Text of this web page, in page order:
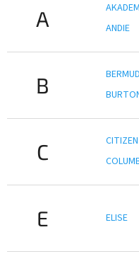
A
ANDIE
B
C
CITIZEN
E ELISE